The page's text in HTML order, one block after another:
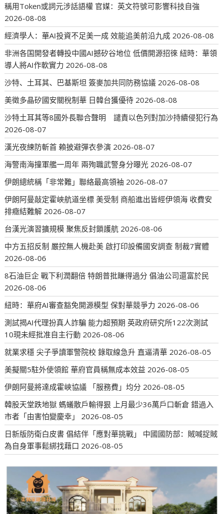
稱用Token或詞元涉話語權 官媒：英文符號可影響科技自強
2026-08-08
經濟學人：華AI投資不足美一成 效能追美前沿九成 2026-08-08
非洲各国開發者轉投中國AI撼矽谷地位 低價開源招徠 紐時：華領
導人將AI作軟實力 2026-08-08
沙特、土耳其、巴基斯坦 簽麥加共同防務協議 2026-08-08
美徵多晶矽國安關稅制華 日韓台獲優待 2026-08-08
沙特土耳其等8國外長聯合聲明 譴責以色列對加沙持續侵犯行為
2026-08-07
漢光夜練防斬首 賴披避彈衣參演 2026-08-07
海警南海撞軍艦一周年 兩殉職武警身分曝光 2026-08-07
伊朗總統稱「非常難」聯絡最高領袖 2026-08-07
伊朗阿曼敲定霍峽航道坐標 美受制 商船進出皆經伊領海 收費安
排癥結難解 2026-08-07
台漢光演習擴規模 聚焦反封鎖護航 2026-08-06
中方五招反制 嚴控無人機赴美 啟打印設備國安調查 制裁7實體
2026-08-06
8石油巨企 戰下利潤翻倍 特朗普批賺得過分 倡油公司還富於民
2026-08-06
紐時：華府AI審查豁免開源模型 保對華競爭力 2026-08-06
測試揭AI代理扮真人詐騙 能力超預期 英政府研究所122次測試
10現未經批准自主行動 2026-08-06
就業求穩 尖子爭讀軍警院校 錄取線急升 直逼清華 2026-08-05
美擬關5駐外使領館 華府官員稱無成本效益 2026-08-05
伊朗阿曼將達成霍峽協議 「服務費」均分 2026-08-05
韓股天堂跌地獄 螞蟻散戶輸得狠 上月最少36萬戶口斬倉 錯過入
市者「由害怕變慶幸」
2026-08-05
日新版防衛白皮書 倡結伴「應對華挑戰」 中國國防部：賊喊捉賊
為自身軍事鬆綁找藉口 2026-08-05